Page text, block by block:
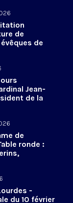
de
de
Jean-
de la
de
ronde :
-
du 10 février